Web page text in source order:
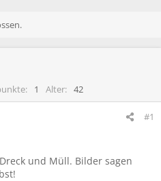
1 Alter 42
#1
und Müll. Bilder sagen